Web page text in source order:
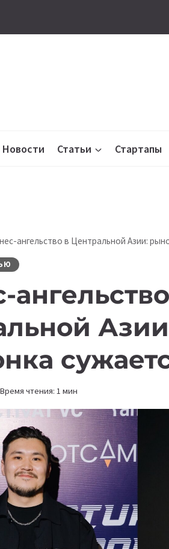
Новости Статьи Стартапы
ангельство в Центральной Азии:
Время чтения: 1 мин